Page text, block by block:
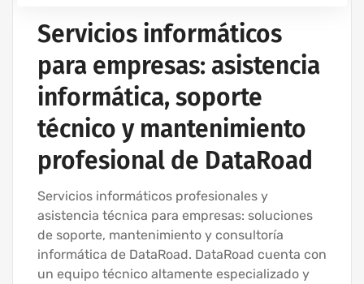
Servicios informáticos
para empresas: asistencia
informática, soporte
técnico y mantenimiento
profesional de DataRoad
Servicios informáticos profesionales y
asistencia técnica para empresas: soluciones
de soporte, mantenimiento y consultoría
informática de DataRoad. DataRoad cuenta con
un equipo técnico altamente especializado y